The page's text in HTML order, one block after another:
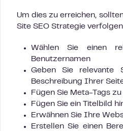
Um dies zu erreichen,
Site SEO Strategie
Wählen Sie einen
Benutzernamen
Geben Sie relevante
Beschreibung Ihrer
Fügen Sie Meta-Tags
Fügen Sie ein Titelbild
Erwähnen Sie Ihre
Erstellen Sie einen